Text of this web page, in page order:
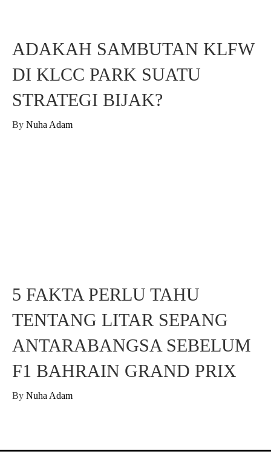
ADAKAH SAMBUTAN KLFW
DI KLCC PARK SUATU
STRATEGI BIJAK?
By Nuha Adam
5 FAKTA PERLU TAHU
TENTANG LITAR SEPANG
ANTARABANGSA SEBELUM
F1 BAHRAIN GRAND PRIX
By Nuha Adam